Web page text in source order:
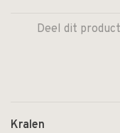
Deel dit
Kralen